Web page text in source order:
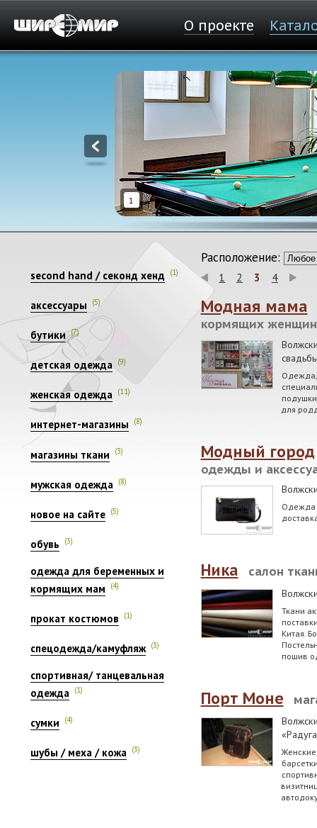
О проекте
1
second hand / секонд хенд (1)
аксессуары (5)
бутики (7)
детская одежда (9)
женская одежда (11)
интернет-магазины (8)
магазины ткани (3)
мужская одежда (8)
новое на сайте (5)
обувь (3)
одежда для беременных и
кормящих мам
(4)
прокат костюмов (1)
спецодежда/камуфляж (3)
спортивная/ танцевальная
одежда
(1)
сумки (4)
шубы / меха / кожа (3)
Расположение:
1 2 3 4
Модная мама
кормящих женщин
Одежда,
для
Модный город
одежды и
Одежда
Ника салон
Ткани
Китая.
пошив
Порт Моне